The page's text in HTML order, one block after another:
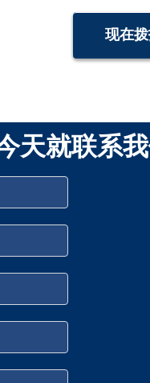
现在
天就联系